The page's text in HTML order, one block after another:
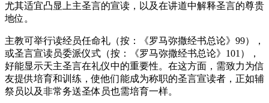
尤其适宜凸显上主圣言的宣读，以及在讲道中解释圣言的尊贵
地位。
主教可举行读经员任命礼（按：《罗马弥撒经书总论》99），
或圣言宣读员委派仪式（按：《罗马弥撒经书总论》101），
好能显示天主圣言在礼仪中的重要性。在这方面，需致力为信
友提供培育和训练，使他们能成为称职的圣言宣读者，正如辅
祭员以及非常务送圣体员也需培育一样。